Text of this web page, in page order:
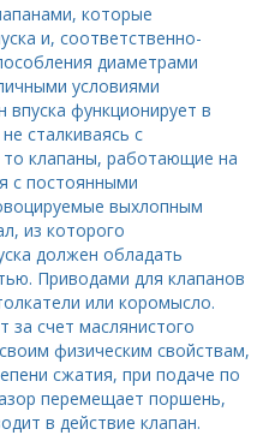
которые
и, соответственно-
диаметрами
условиями
впуска функционирует в
сталкиваясь с
клапаны, работающие на
с постоянными
выхлопным
из которого
должен обладать
Приводами для клапанов
или коромысло.
за счет маслянистого
физическим свойствам,
сжатия, при подаче по
перемещает поршень,
в действие клапан.